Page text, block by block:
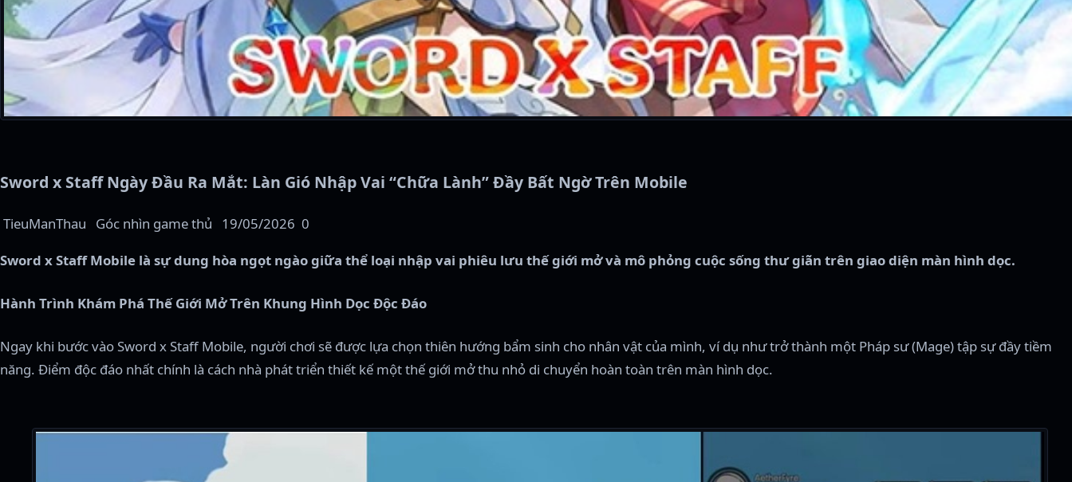
Sword x Staff Ngày Đầu Ra Mắt: Làn Gió Nhập Vai “Chữa Lành” Đầy Bất Ngờ Trên Mobile
TieuManThau Góc nhìn game thủ 19/05/2026 0
Sword x Staff Mobile là sự dung hòa ngọt ngào giữa thể loại nhập vai phiêu lưu thế giới mở và mô phỏng cuộc sống thư giãn trên giao diện màn hình dọc.
Hành Trình Khám Phá Thế Giới Mở Trên Khung Hình Dọc Độc Đáo
Ngay khi bước vào Sword x Staff Mobile, người chơi sẽ được lựa chọn thiên hướng bẩm sinh cho nhân vật của mình, ví dụ như trở thành một Pháp sư (Mage) tập sự đầy tiềm
năng. Điểm độc đáo nhất chính là cách nhà phát triển thiết kế một thế giới mở thu nhỏ di chuyển hoàn toàn trên màn hình dọc.